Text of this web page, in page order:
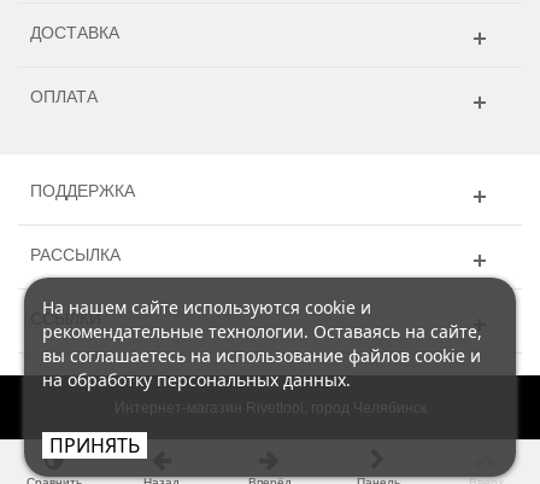
ДОСТАВКА
ОПЛАТА
ПОДДЕРЖКА
РАССЫЛКА
ССЫЛКИ
На нашем сайте используются cookie и
рекомендательные технологии. Оставаясь на сайте,
вы соглашаетесь на использование файлов cookie и
на обработку персональных данных.
ПРИНЯТЬ
Интернет-магазин Rivettool, город Челябинск